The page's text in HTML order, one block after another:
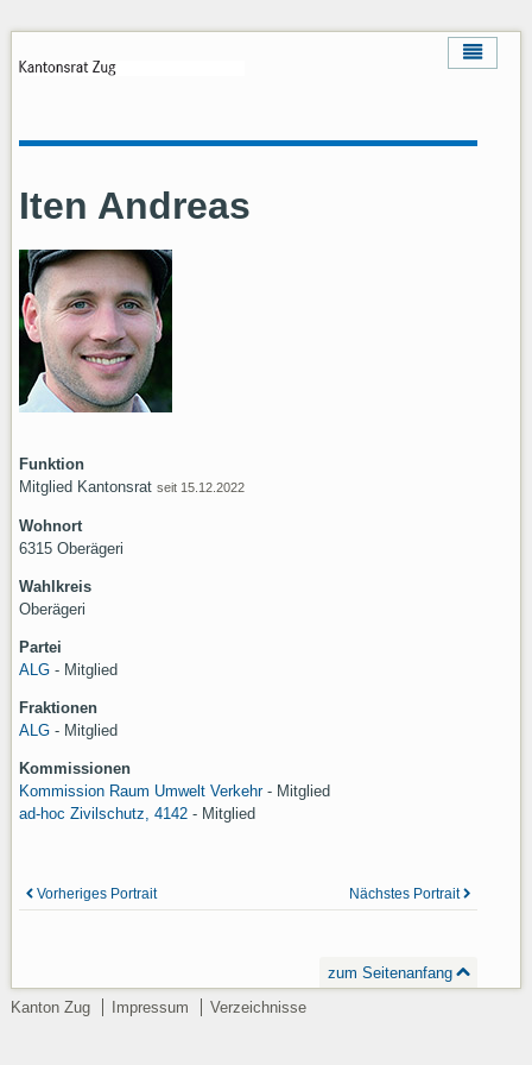
Iten Andreas
Funktion
Mitglied Kantonsrat seit 15.12.2022
Wohnort
6315 Oberägeri
Wahlkreis
Oberägeri
Partei
ALG- Mitglied
Fraktionen
ALG- Mitglied
Kommissionen
Kommission Raum Umwelt Verkehr - Mitglied
ad-hoc Zivilschutz, 4142 - Mitglied
Vorheriges Portrait Nächstes Portrait
zum Seitenanfang
Kanton Zug
Impressum Verzeichnisse